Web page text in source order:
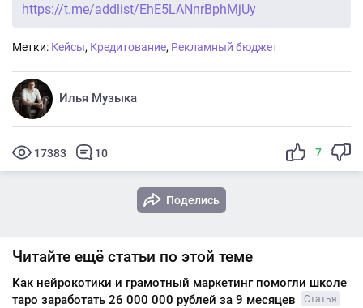
https://t.me/addlist/EhE5LANnrBphMjUy
Метки: Кейсы, Кредитование, Рекламный бюджет
Илья Музыка
17383 10 7
Поделись
Читайте ещё статьи по этой теме
Как нейрокотики и грамотный маркетинг помогли школе
таро заработать 26 000 000 рублей за 9 месяцев
Статья